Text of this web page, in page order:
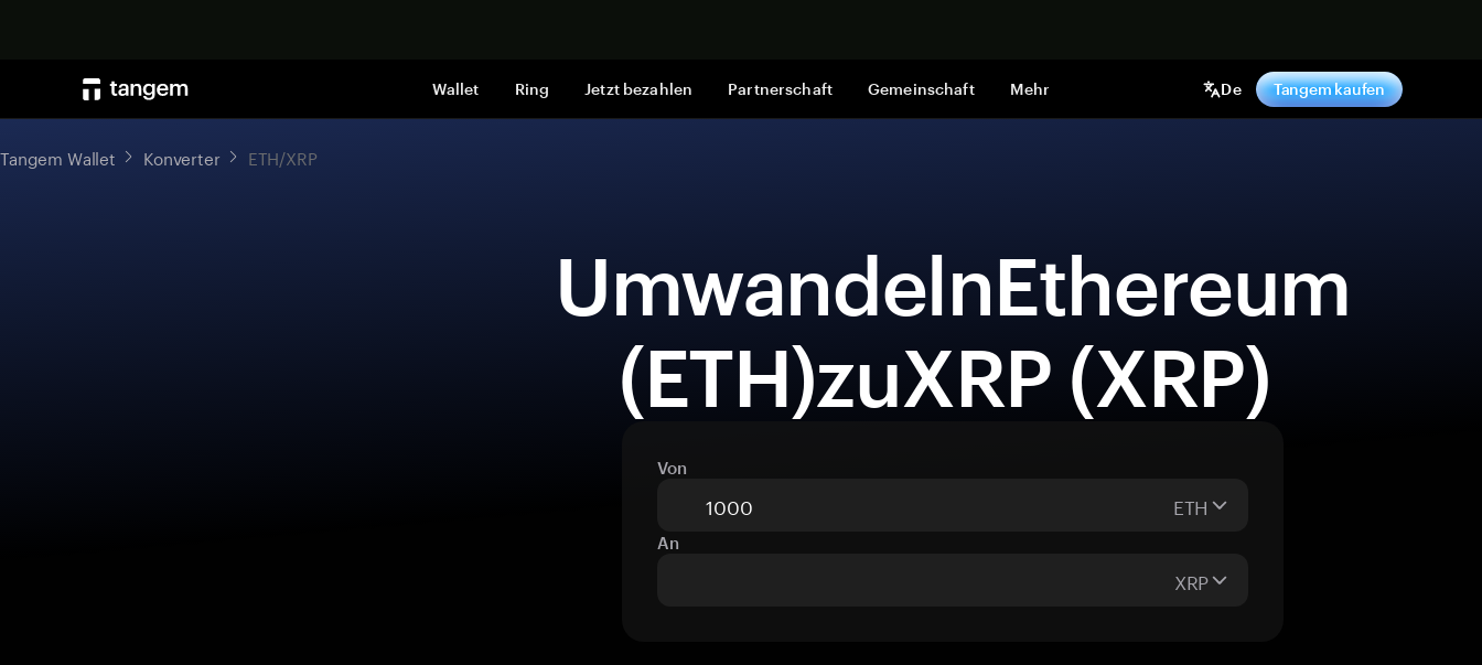
Wallet Ring Jetzt bezahlen Partnerschaft Gemeinschaft Mehr De Tangem kaufen
Tangem Wallet Konverter ETH/XRP
(ETH)zuXRP (XRP)
Von
ETH
An
XRP